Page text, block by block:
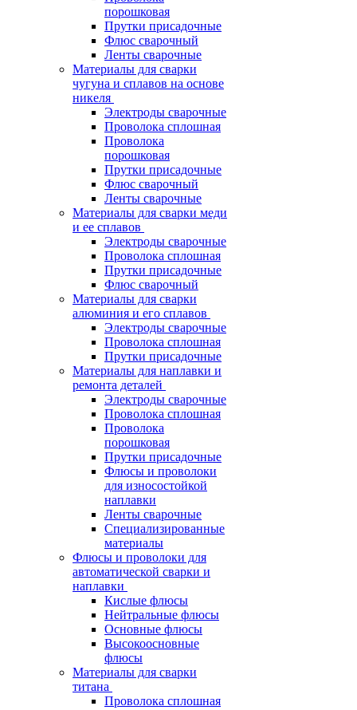
порошковая
Прутки присадочные
Флюс сварочный
Ленты сварочные
Материалы для сварки
чугуна и сплавов на основе
никеля
Электроды сварочные
Проволока сплошная
Проволока
порошковая
Прутки присадочные
Флюс сварочный
Ленты сварочные
Материалы для сварки меди
и ее сплавов
Электроды сварочные
Проволока сплошная
Прутки присадочные
Флюс сварочный
Материалы для сварки
алюминия и его сплавов
Электроды сварочные
Проволока сплошная
Прутки присадочные
Материалы для наплавки и
ремонта деталей
Электроды сварочные
Проволока сплошная
Проволока
порошковая
Прутки присадочные
Флюсы и проволоки
для износостойкой
наплавки
Ленты сварочные
Специализированные
материалы
Флюсы и проволоки для
автоматической сварки и
наплавки
Кислые флюсы
Нейтральные флюсы
Основные флюсы
Высокоосновные
флюсы
Материалы для сварки
титана
Проволока сплошная